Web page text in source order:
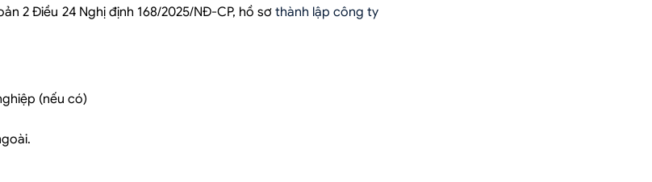
2 Điều 24 Nghị định 168/2025/NĐ-CP, hồ sơ thành lập công ty
(nếu có)